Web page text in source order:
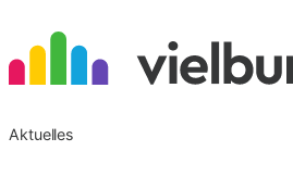
Inhalt
springen
Aktuelles